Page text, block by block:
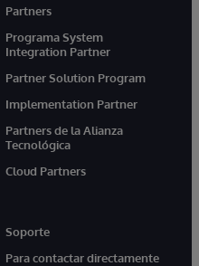
Partners
Programa System
Integration Partner
Partner Solution Program
Implementation Partner
Partners de la Alianza
Tecnológica
Cloud Partners
Soporte
Para contactar directamente